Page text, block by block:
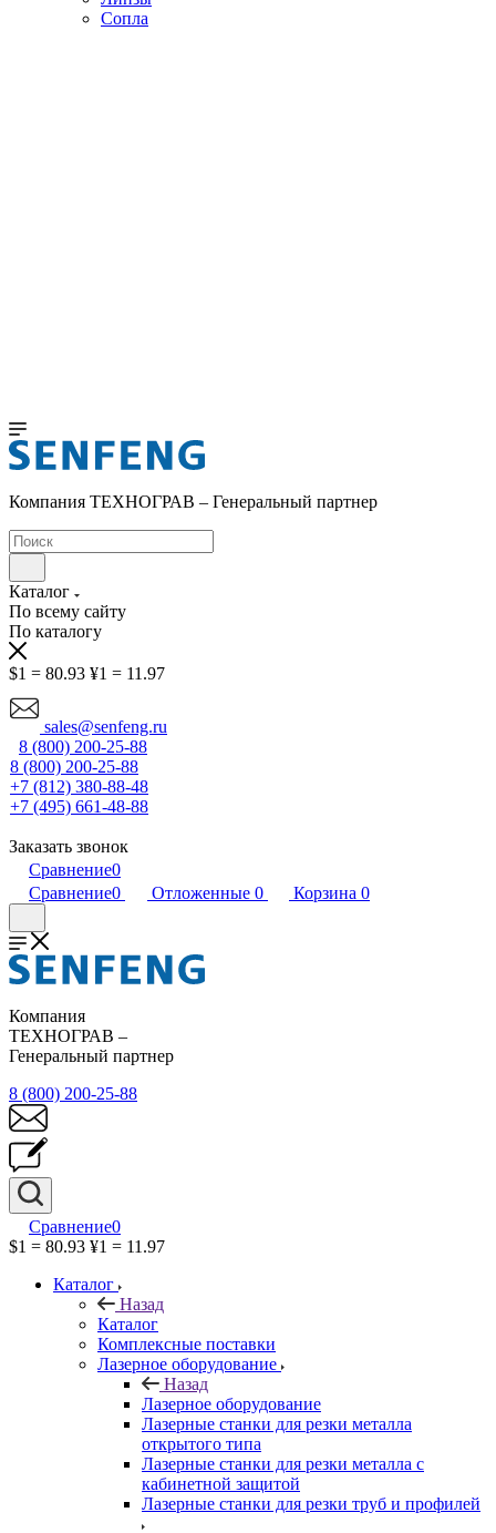
Сопла
Компания ТЕХНОГРАВ – Генеральный партнер
Каталог
По всему сайту
По каталогу
$1 = 80.93 ¥1 = 11.97
sales@senfeng.ru
8 (800) 200-25-88
8 (800) 200-25-88
+7 (812) 380-88-48
+7 (495) 661-48-88
Заказать звонок
Сравнение0
Сравнение0 Отложенные 0 Корзина 0
Компания
ТЕХНОГРАВ –
Генеральный партнер
8 (800) 200-25-88
Сравнение0
$1 = 80.93 ¥1 = 11.97
Каталог
Назад
Каталог
Комплексные поставки
Лазерное оборудование
Назад
Лазерное оборудование
Лазерные станки для резки металла
открытого типа
Лазерные станки для резки металла с
кабинетной защитой
Лазерные станки для резки труб и профилей